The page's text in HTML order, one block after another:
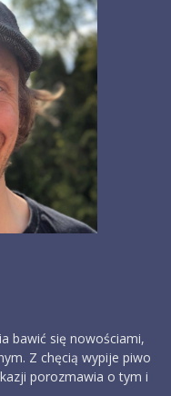
bawić się nowościami,
Z chęcią wypije piwo
porozmawia o tym i